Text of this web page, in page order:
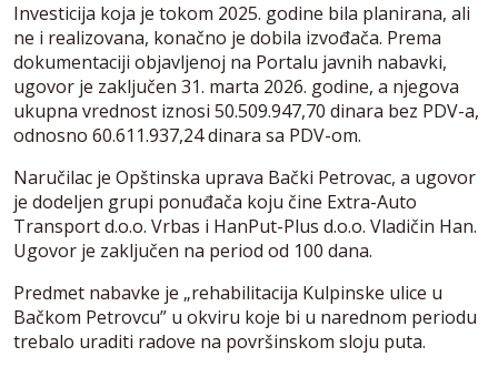
Investicija koja je tokom 2025. godine bila planirana, ali
ne i realizovana, konačno je dobila izvođača. Prema
dokumentaciji objavljenoj na Portalu javnih nabavki,
ugovor je zaključen 31. marta 2026. godine, a njegova
ukupna vrednost iznosi 50.509.947,70 dinara bez PDV-a,
odnosno 60.611.937,24 dinara sa PDV-om.
Naručilac je Opštinska uprava Bački Petrovac, a ugovor
je dodeljen grupi ponuđača koju čine Extra-Auto
Transport d.o.o. Vrbas i HanPut-Plus d.o.o. Vladičin Han.
Ugovor je zaključen na period od 100 dana.
Predmet nabavke je „rehabilitacija Kulpinske ulice u
Bačkom Petrovcu” u okviru koje bi u narednom periodu
trebalo uraditi radove na površinskom sloju puta.